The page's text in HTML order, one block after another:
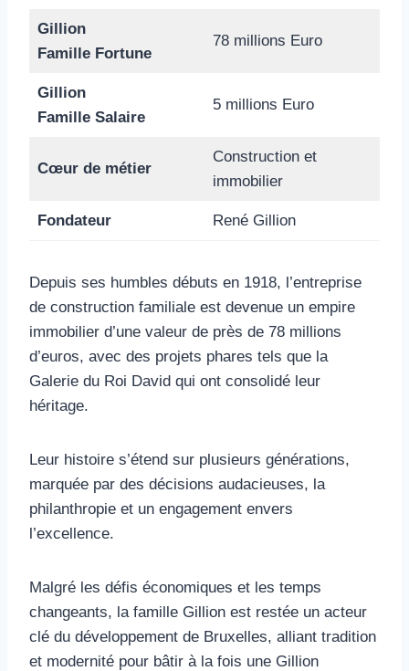
Gillion
Famille Fortune
78 millions Euro
Gillion
Famille Salaire
5 millions Euro
Cœur de métier
Construction et
immobilier
Fondateur René Gillion
Depuis ses humbles débuts en 1918, l’entreprise
de construction familiale est devenue un empire
immobilier d’une valeur de près de 78 millions
d’euros, avec des projets phares tels que la
Galerie du Roi David qui ont consolidé leur
héritage.
Leur histoire s’étend sur plusieurs générations,
marquée par des décisions audacieuses, la
philanthropie et un engagement envers
l’excellence.
Malgré les défis économiques et les temps
changeants, la famille Gillion est restée un acteur
clé du développement de Bruxelles, alliant tradition
et modernité pour bâtir à la fois une Gillion